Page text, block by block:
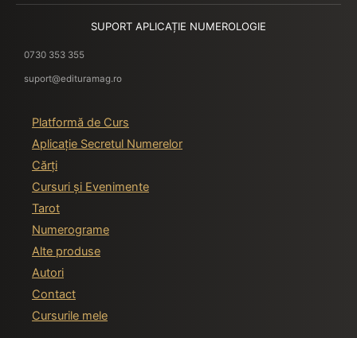
SUPORT APLICAȚIE NUMEROLOGIE
0730 353 355
suport@edituramag.ro
Platformă de Curs
Aplicație Secretul Numerelor
Cărți
Cursuri și Evenimente
Tarot
Numerograme
Alte produse
Autori
Contact
Cursurile mele